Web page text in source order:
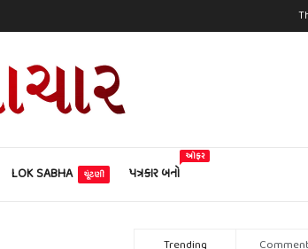
LOK SABHA ચૂંટણી પત્રકાર બનો
ઓફર
Trending